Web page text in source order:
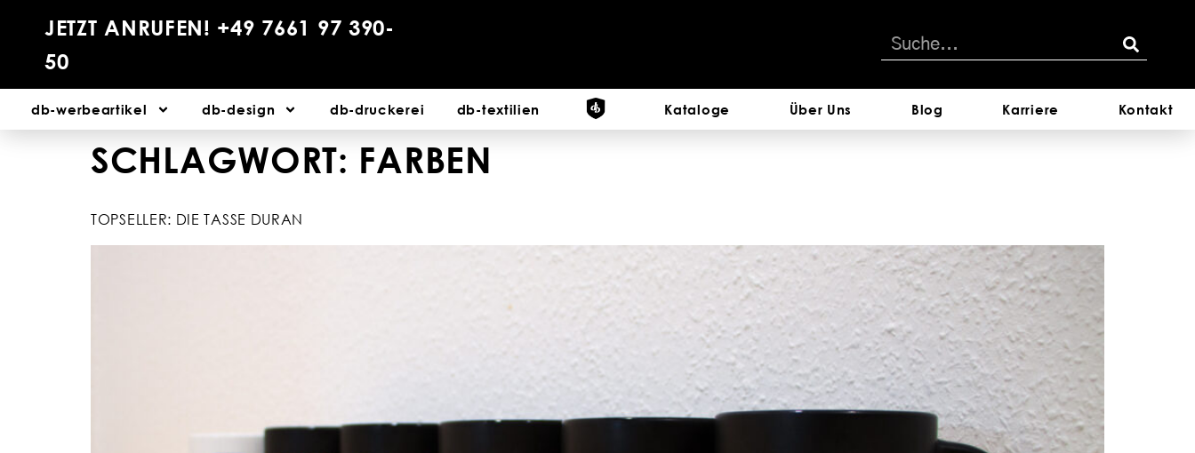
JETZT ANRUFEN! +49 7661 97 390-
50
db-werbeartikel db-design db-druckerei db-textilien Kataloge Über Uns Blog Karriere Kontakt
SCHLAGWORT: FARBEN
TOPSELLER: DIE TASSE DURAN